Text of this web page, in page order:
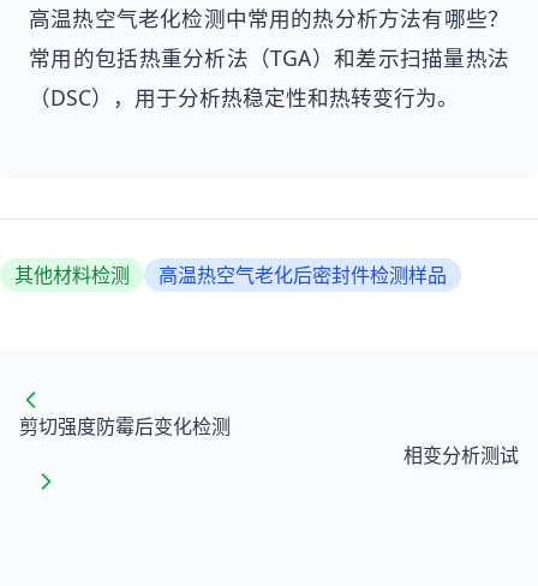
高温热空气老化检测中常用的热分析方法有哪些？
常用的包括热重分析法（TGA）和差示扫描量热法
（DSC），用于分析热稳定性和热转变行为。
其他材料检测 高温热空气老化后密封件检测样品
剪切强度防霉后变化检测
相变分析测试